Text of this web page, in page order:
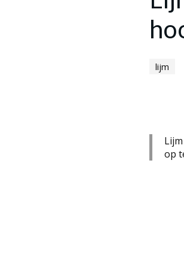
lijm
op